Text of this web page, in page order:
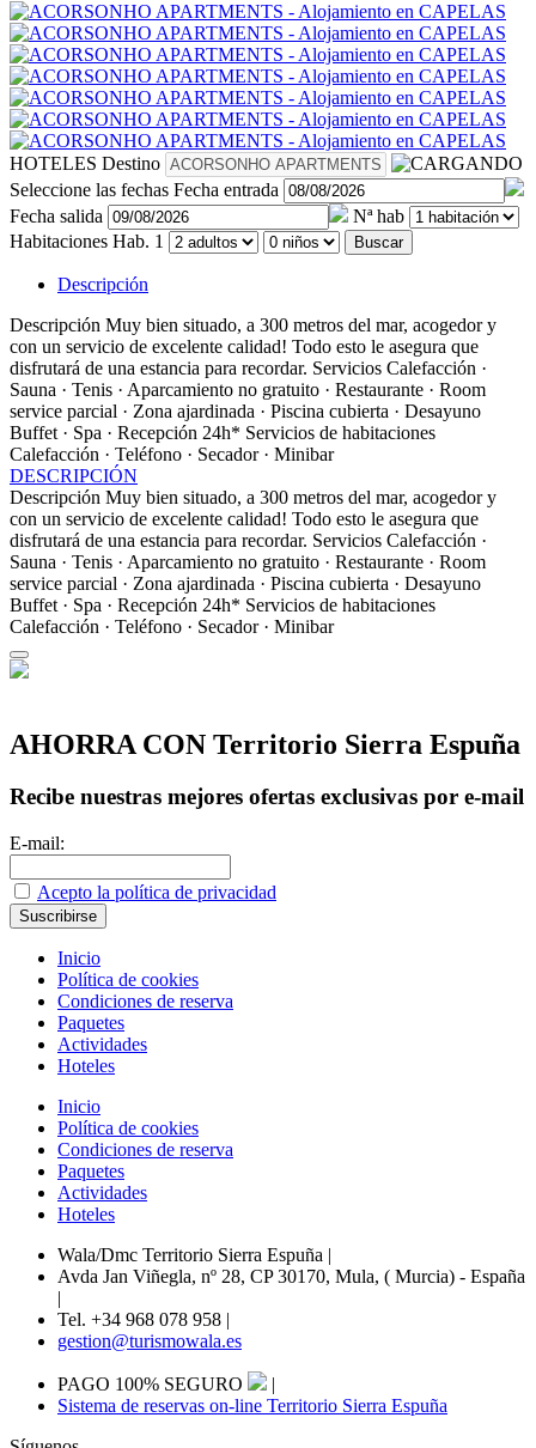
HOTELES Destino
Seleccione las fechas Fecha entrada
Fecha salida
Nª hab
Habitaciones Hab. 1 Buscar
Descripción
Descripción Muy bien situado, a 300 metros del mar, acogedor y
con un servicio de excelente calidad! Todo esto le asegura que
disfrutará de una estancia para recordar. Servicios Calefacción ·
Sauna · Tenis · Aparcamiento no gratuito · Restaurante · Room
service parcial · Zona ajardinada · Piscina cubierta · Desayuno
Buffet · Spa · Recepción 24h* Servicios de habitaciones
Calefacción · Teléfono · Secador · Minibar
DESCRIPCIÓN
Descripción Muy bien situado, a 300 metros del mar, acogedor y
con un servicio de excelente calidad! Todo esto le asegura que
disfrutará de una estancia para recordar. Servicios Calefacción ·
Sauna · Tenis · Aparcamiento no gratuito · Restaurante · Room
service parcial · Zona ajardinada · Piscina cubierta · Desayuno
Buffet · Spa · Recepción 24h* Servicios de habitaciones
Calefacción · Teléfono · Secador · Minibar
AHORRA CON Territorio Sierra Espuña
Recibe nuestras mejores ofertas exclusivas por e-mail
E-mail:
Acepto la política de privacidad
Inicio
Política de cookies
Condiciones de reserva
Paquetes
Actividades
Hoteles
Inicio
Política de cookies
Condiciones de reserva
Paquetes
Actividades
Hoteles
Wala/Dmc Territorio Sierra Espuña |
Avda Jan Viñegla, nº 28, CP 30170, Mula, ( Murcia) - España
|
Tel. +34 968 078 958 |
gestion@turismowala.es
PAGO 100% SEGURO
|
Sistema de reservas on-line Territorio Sierra Espuña